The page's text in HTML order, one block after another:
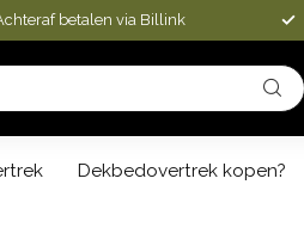
betalen via Billink
Dekbedovertrek kopen?